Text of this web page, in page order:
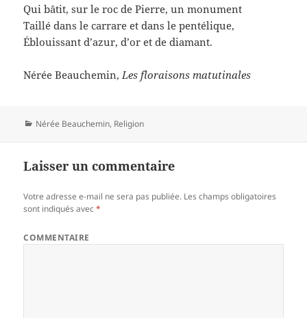
Qui bâtit, sur le roc de Pierre, un monument
Taillé dans le carrare et dans le pentélique,
Éblouissant d’azur, d’or et de diamant.
Nérée Beauchemin, Les floraisons matutinales
Catégories
Nérée Beauchemin, Religion
Laisser un commentaire
Votre adresse e-mail ne sera pas publiée. Les champs obligatoires
sont indiqués avec*
COMMENTAIRE